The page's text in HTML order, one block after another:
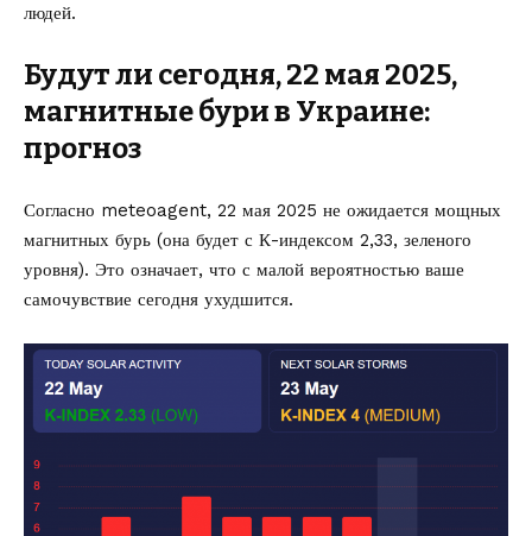
людей.
Будут ли сегодня, 22 мая 2025,
магнитные бури в Украине:
прогноз
Согласно meteoagent, 22 мая 2025 не ожидается мощных
магнитных бурь (она будет с К-индексом 2,33, зеленого
уровня). Это означает, что с малой вероятностью ваше
самочувствие сегодня ухудшится.